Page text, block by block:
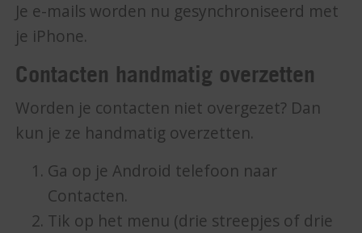
Je e-mails worden nu gesynchroniseerd met
je iPhone.
Contacten handmatig overzetten
Worden je contacten niet overgezet? Dan
kun je ze handmatig overzetten.
Ga op je Android telefoon naar
Contacten.
Tik op het menu (drie streepjes of drie